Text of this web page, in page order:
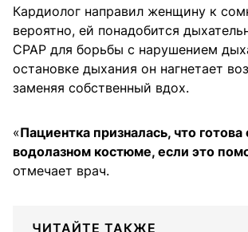
Кардиолог направил женщину к
вероятно, ей понадобится
СРАР для борьбы с нарушением
остановке дыхания он нагнетает
заменяя собственный вдох.
«Пациентка призналась, что готова
водолазном костюме, если это
отмечает врач.
ЧИТАЙТЕ ТАКЖЕ